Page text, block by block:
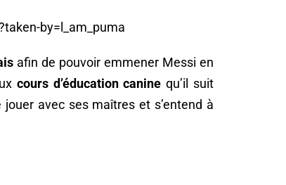
by=l_am_puma
afin de pouvoir emmener Messi en
cours d’éducation canine qu’il suit
avec ses maîtres et s’entend à